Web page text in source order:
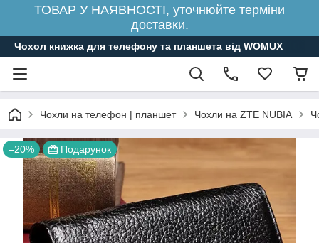
ТОВАР У НАЯВНОСТІ, уточнюйте терміни
доставки.
Чохол книжка для телефону та планшета від WOMUX
Чохли на телефон | планшет Чохли на ZTE NUBIA
–20% Подарунок